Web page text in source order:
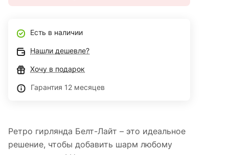
Есть в наличии
Нашли дешевле?
Хочу в подарок
Гарантия 12 месяцев
Ретро гирлянда Белт-Лайт – это идеальное
решение, чтобы добавить шарм любому